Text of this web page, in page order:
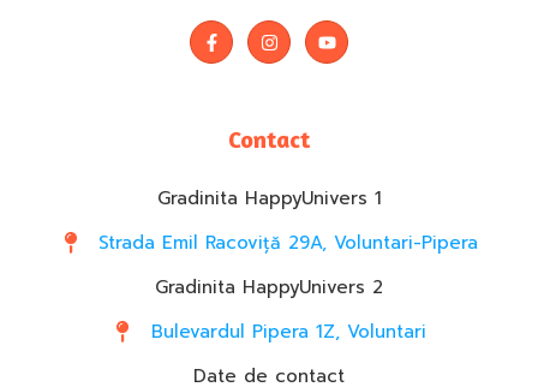
Contact
Gradinita HappyUnivers 1
Strada Emil Racoviță 29A, Voluntari-Pipera
Gradinita HappyUnivers 2
Bulevardul Pipera 1Z, Voluntari
Date de contact